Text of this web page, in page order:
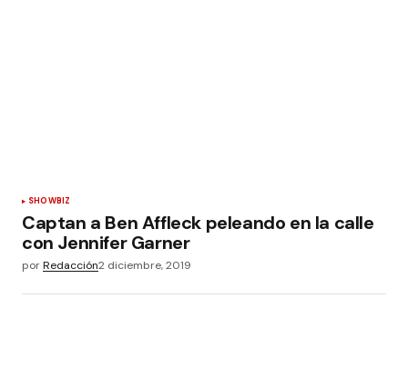
SHOWBIZ
Captan a Ben Affleck peleando en la calle
con Jennifer Garner
porRedacción2 diciembre, 2019